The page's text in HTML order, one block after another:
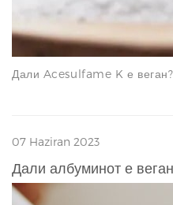
Дали Acesulfame K е веган?
07 Haziran 2023
Дали албуминот е